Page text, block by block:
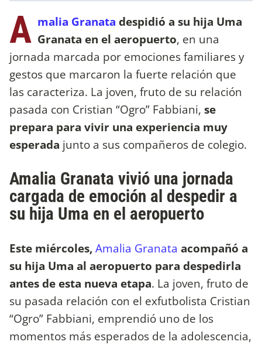
A malia Granata despidió a su hija Uma
Granata en el aeropuerto, en una
jornada marcada por emociones familiares y
gestos que marcaron la fuerte relación que
las caracteriza. La joven, fruto de su relación
pasada con Cristian “Ogro” Fabbiani, se
prepara para vivir una experiencia muy
esperada junto a sus compañeros de colegio.
Amalia Granata vivió una jornada
cargada de emoción al despedir a
su hija Uma en el aeropuerto
Este miércoles,Amalia Granata acompañó a
su hija Uma al aeropuerto para despedirla
antes de esta nueva etapa. La joven, fruto de
su pasada relación con el exfutbolista Cristian
“Ogro” Fabbiani, emprendió uno de los
momentos más esperados de la adolescencia,